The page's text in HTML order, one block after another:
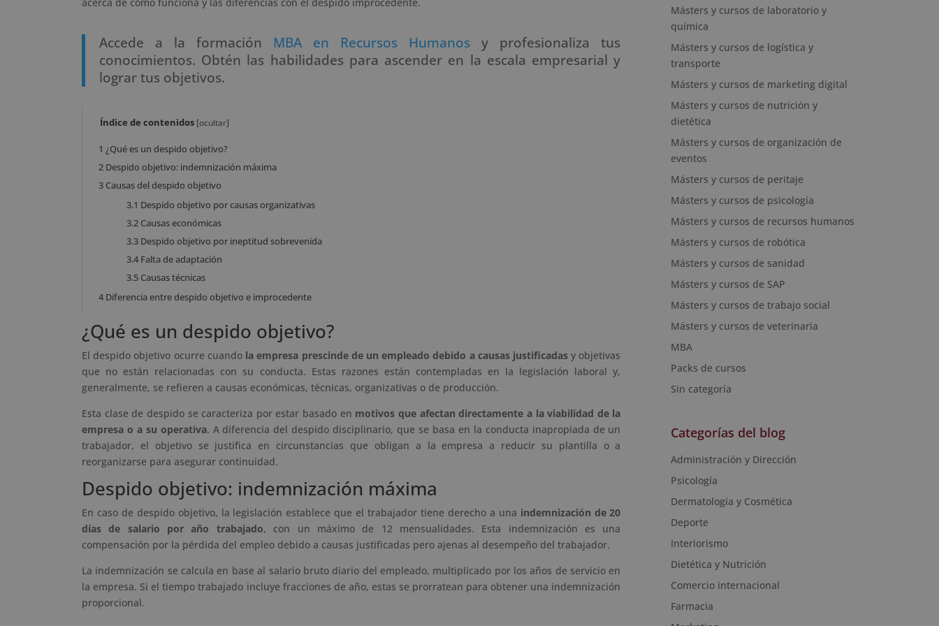
Accede a la formación MBA en Recursos Humanos y profesionaliza tus
conocimientos. Obtén las habilidades para ascender en la escala empresarial y
lograr tus objetivos.
Índice de contenidos [ocultar]
1 ¿Qué es un despido objetivo?
2 Despido objetivo: indemnización máxima
3 Causas del despido objetivo
3.1 Despido objetivo por causas organizativas
3.2 Causas económicas
3.3 Despido objetivo por ineptitud sobrevenida
3.4 Falta de adaptación
3.5 Causas técnicas
4 Diferencia entre despido objetivo e improcedente
¿Qué es un despido objetivo?
El despido objetivo ocurre cuando la empresa prescinde de un empleado debido a causas justificadas y objetivas
que no están relacionadas con su conducta. Estas razones están contempladas en la legislación laboral y,
generalmente, se refieren a causas económicas, técnicas, organizativas o de producción.
Esta clase de despido se caracteriza por estar basado en motivos que afectan directamente a la viabilidad de la
empresa o a su operativa. A diferencia del despido disciplinario, que se basa en la conducta inapropiada de un
trabajador, el objetivo se justifica en circunstancias que obligan a la empresa a reducir su plantilla o a
reorganizarse para asegurar continuidad.
Despido objetivo: indemnización máxima
En caso de despido objetivo, la legislación establece que el trabajador tiene derecho a una indemnización de 20
días de salario por año trabajado, con un máximo de 12 mensualidades. Esta indemnización es una
compensación por la pérdida del empleo debido a causas justificadas pero ajenas al desempeño del trabajador.
La indemnización se calcula en base al salario bruto diario del empleado, multiplicado por los años de servicio en
la empresa. Si el tiempo trabajado incluye fracciones de año, estas se prorratean para obtener una indemnización
proporcional.
Másters y cursos de laboratorio y
química
Másters y cursos de logística y
transporte
Másters y cursos de marketing digital
Másters y cursos de nutrición y
dietética
Másters y cursos de organización de
eventos
Másters y cursos de peritaje
Másters y cursos de psicología
Másters y cursos de recursos humanos
Másters y cursos de robótica
Másters y cursos de sanidad
Másters y cursos de SAP
Másters y cursos de trabajo social
Másters y cursos de veterinaria
MBA
Packs de cursos
Sin categoría
Categorías del blog
Administración y Dirección
Psicología
Dermatología y Cosmética
Deporte
Interiorismo
Dietética y Nutrición
Comercio internacional
Farmacia